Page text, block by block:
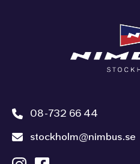
08-732 66 44
stockholm@nimbus.se